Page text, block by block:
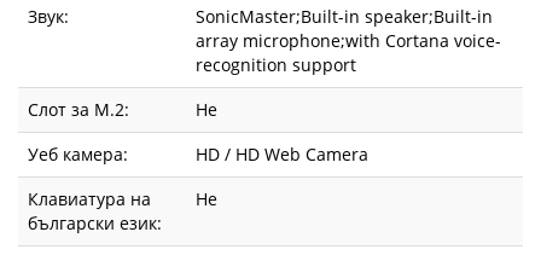
Звук:
SonicMaster;Built-in speaker;Built-in
array microphone;with Cortana voice-
recognition support
Слот за М.2:
Не
Уеб камера:
HD / HD Web Camera
Клавиатура на
български език:
Не